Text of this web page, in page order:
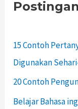
15 Contoh
Digunakan
20 Contoh
Belajar Bahasa